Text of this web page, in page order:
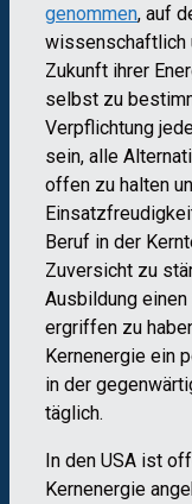
genommen, auf
wissenschaftlich
Zukunft ihrer
selbst zu
Verpflichtung
sein, alle
offen zu halten
Beruf in der
Zuversicht zu
Ausbildung
ergriffen zu
Kernenergie ein
in der
täglich.
In den USA ist
Kernenergie